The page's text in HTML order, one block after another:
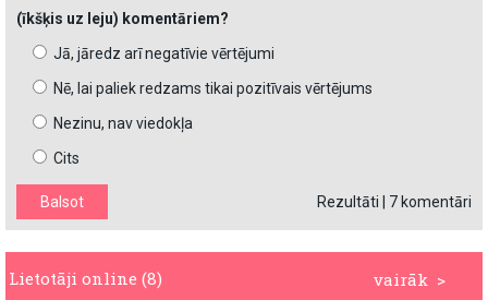
(īkšķis uz leju) komentāriem?
Jā, jāredz arī negatīvie vērtējumi
Nē, lai paliek redzams tikai pozitīvais vērtējums
Nezinu, nav viedokļa
Cits
Rezultāti 7 komentāri
vairāk >
Lietotāji online (8)